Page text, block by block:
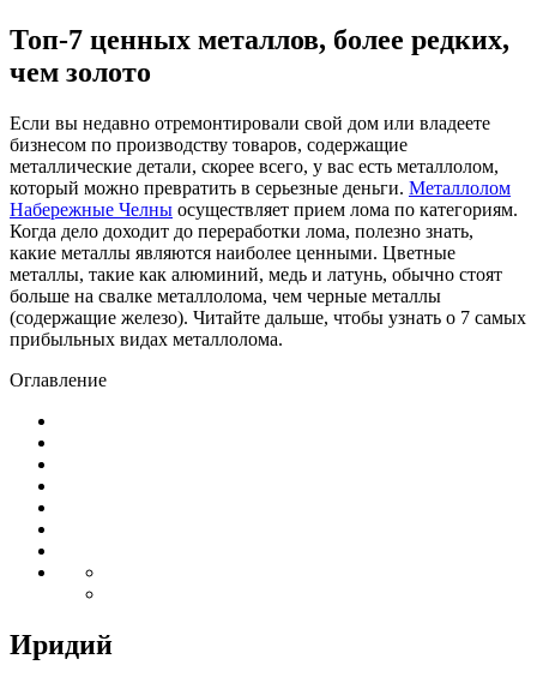
Топ-7 ценных металлов, более редких,
чем золото
Если вы недавно отремонтировали свой дом или владеете
бизнесом по производству товаров, содержащие
металлические детали, скорее всего, у вас есть металлолом,
который можно превратить в серьезные деньги. Металлолом
Набережные Челны осуществляет прием лома по категориям.
Когда дело доходит до переработки лома, полезно знать,
какие металлы являются наиболее ценными. Цветные
металлы, такие как алюминий, медь и латунь, обычно стоят
больше на свалке металлолома, чем черные металлы
(содержащие железо). Читайте дальше, чтобы узнать о 7 самых
прибыльных видах металлолома.
Оглавление
Иридий